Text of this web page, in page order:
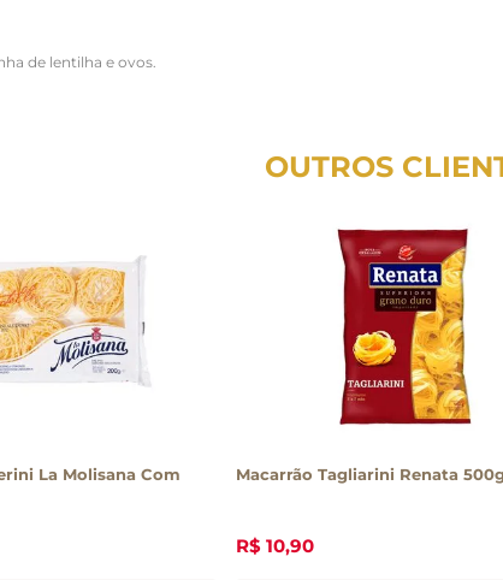
de lentilha e ovos.
OUTROS
La Molisana Com
Macarrão Tagliarini Renata
R$ 10,90